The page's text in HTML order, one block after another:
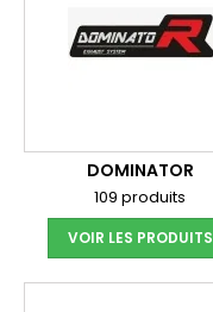
DOMINATOR
109 produits
VOIR LES PRODUITS